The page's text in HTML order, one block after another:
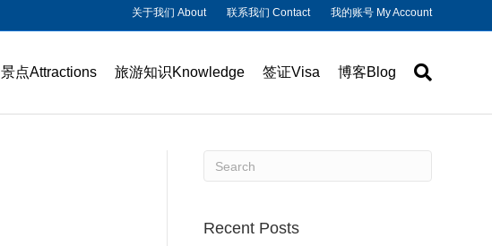
关于我们 About 联系我们 Contact 我的账号 My Account
景点Attractions 旅游知识Knowledge 签证Visa 博客Blog
Recent Posts